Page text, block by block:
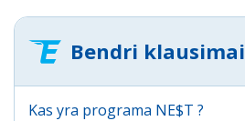
Bendri klausimai
Kas yra programa NE$T ?